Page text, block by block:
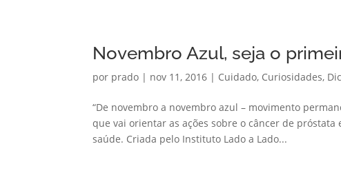
Novembro Azul, seja o
por prado | nov 11, 2016 | Cuidado, Curiosidades,
“De novembro a novembro azul – movimento
que vai orientar as ações sobre o câncer de
saúde. Criada pelo Instituto Lado a Lado...